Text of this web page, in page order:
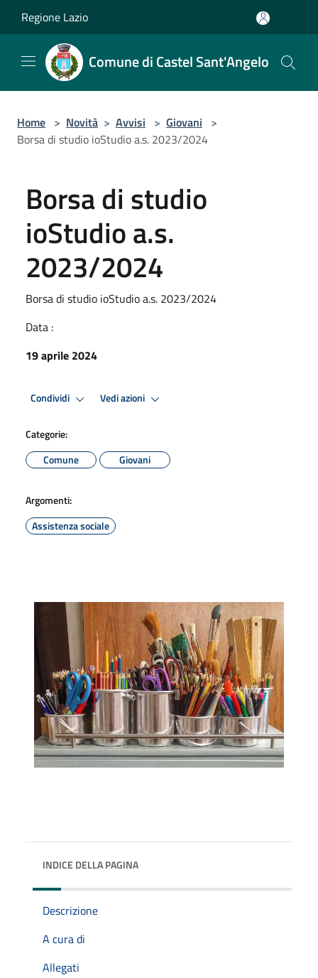
Regione Lazio
Comune di Castel Sant'Angelo
Home > Novità > Avvisi > Giovani >
Borsa di studio ioStudio a.s. 2023/2024
Borsa di studio
ioStudio a.s.
2023/2024
Borsa di studio ioStudio a.s. 2023/2024
Data :
19 aprile 2024
Condividi Vedi azioni
Categorie:
Comune
Giovani
Argomenti:
Assistenza sociale
INDICE DELLA PAGINA
Descrizione
A cura di
Allegati